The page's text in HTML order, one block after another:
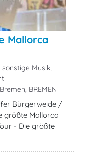
Mallorca
Musik,
BREMEN
Bürgerweide /
größte Mallorca
- Die größte